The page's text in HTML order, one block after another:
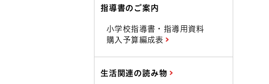
指導書のご案内
小学校指導書・指導用資料
購入予算編成表
生活関連の読み物